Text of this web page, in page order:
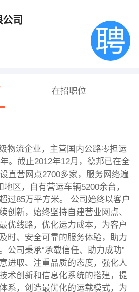
司
在招职位
物流企业，主营国内公路零担运
。截止2012年12月，德邦已在全
直营网点2700多家，服务网络遍
区，自有营运车辆5200余台，
过85万平方米。 公司始终以客户
创新，始终坚持自建营业网点、
优线路，优化运力成本，为客户
时、安全可靠的服务体验，助力
公司秉承“承载信任、助力成功”
进取、注重品质的态度，强化人
术创新和信息化系统的搭建，提
系，创造最优化的运载模式，为